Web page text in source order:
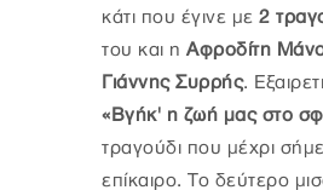
κάτι που έγινε με 2
του και η Αφροδίτη
Γιάννης Συρρής.
«Βγήκ' η ζωή μας στο
τραγούδι που μέχρι
επίκαιρο. Το δεύτερο